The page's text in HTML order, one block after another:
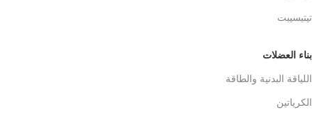
تيتيسيبت
بناء العضلات
اللياقة البدنية والطاقة
الكرياتين